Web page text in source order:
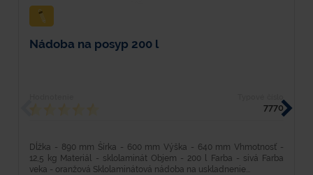
Nádoba na posyp 200 l
7770
Dĺžka - 890 mm Šírka - 600 mm Výška - 640 mm Vhmotnosť -
12,5 kg Materiál - sklolaminát Objem - 200 l Farba - sivá Farba
veka - oranžová Sklolaminátová nádoba na uskladnenie...